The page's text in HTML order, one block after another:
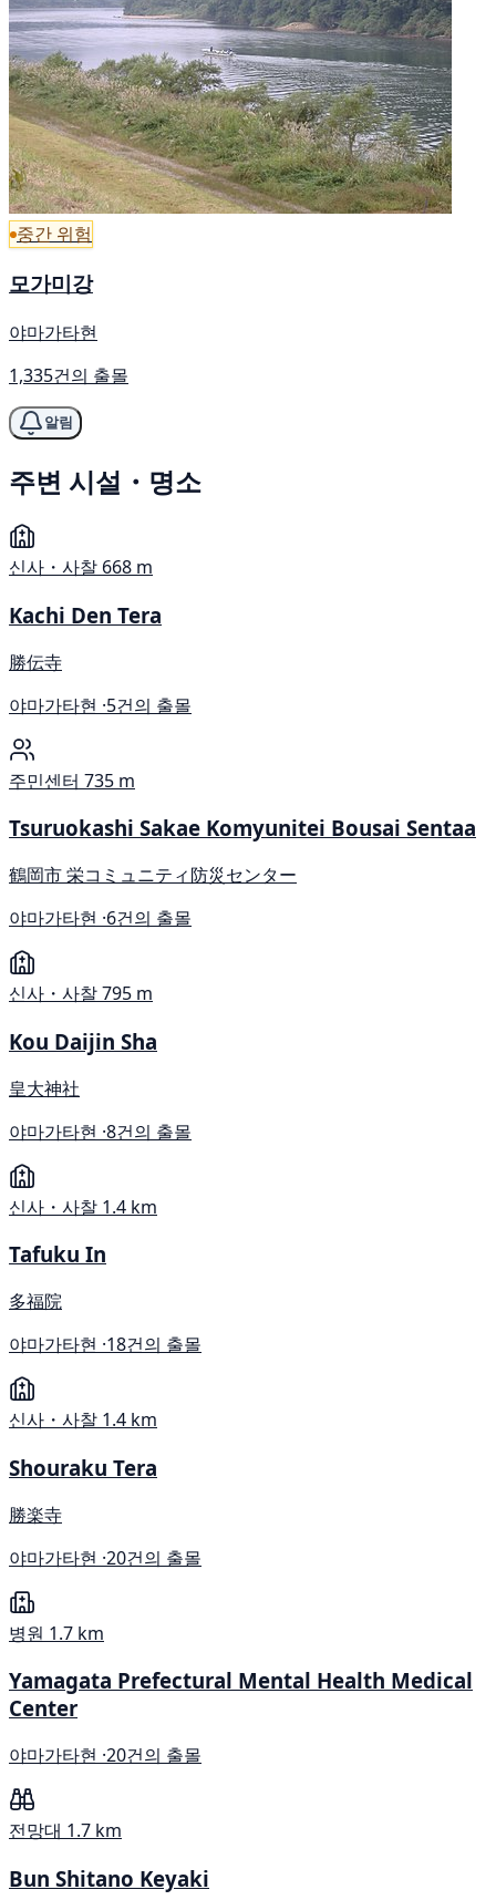
중간 위험
모가미강
야마가타현
1,335건의 출몰
알림
주변 시설・명소
신사・사찰 668 m
Kachi Den Tera
勝伝寺
야마가타현 ·5건의 출몰
주민센터 735 m
Tsuruokashi Sakae Komyunitei Bousai Sentaa
鶴岡市 栄コミュニティ防災センター
야마가타현 ·6건의 출몰
신사・사찰795 m
Kou Daijin Sha
皇大神社
야마가타현 ·8건의 출몰
신사・사찰 1.4 km
Tafuku In
多福院
야마가타현 ·18건의 출몰
신사・사찰 1.4 km
Shouraku Tera
勝楽寺
야마가타현 ·20건의 출몰
병원 1.7 km
Yamagata Prefectural Mental Health Medical
Center
야마가타현 ·20건의 출몰
전망대 1.7 km
Bun Shitano Keyaki